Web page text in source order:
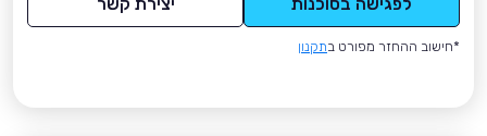
לפגישה בסוכנות יצירת קשר
*חישוב ההחזר מפורט בתקנון